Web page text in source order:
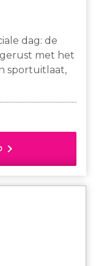
dag: de
met het
sportuitlaat,
te horen én
Mustang,
control,
een
perfecte
chevron_right